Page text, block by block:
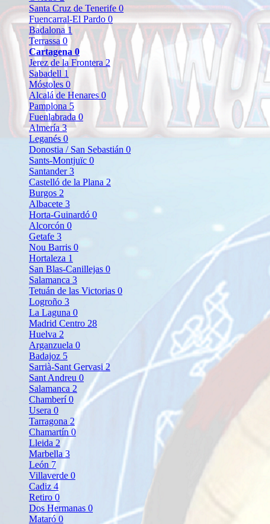
Santa Cruz de Tenerife0
Fuencarral-El Pardo 0
Badalona 1
Terrassa 0
Cartagena 0
Jerez de la Frontera 2
Sabadell 1
Móstoles0
Alcalá de Henares 0
Pamplona 5
Fuenlabrada 0
Almería3
Leganés0
Donostia / San Sebastián 0
Sants-Montjuïc 0
Santander3
Castelló de la Plana 2
Burgos 2
Albacete 3
Horta-Guinardó 0
Alcorcón 0
Getafe 3
Nou Barris 0
Hortaleza 1
San Blas-Canillejas 0
Salamanca 3
Tetuán de las Victorias 0
Logroño 3
La Laguna 0
Madrid Centro 28
Huelva 2
Arganzuela 0
Badajoz 5
Sarrià-Sant Gervasi2
Sant Andreu 0
Salamanca 2
Chamberí0
Usera 0
Tarragona 2
Chamartín 0
Lleida 2
Marbella3
León 7
Villaverde 0
Cadiz 4
Retiro 0
Dos Hermanas 0
Mataró 0